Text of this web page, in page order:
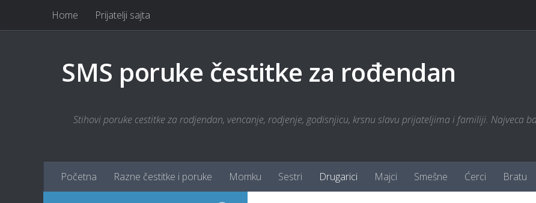
Skip to content
Home Prijatelji sajta
SMS poruke čestitke za rođendan
Stihovi poruke cestitke za rodjendan, vencanje, rodjenje, godisnjicu, krsnu slavu prijateljima i familiji. Najveca
Početna Razne čestitke i poruke Momku Sestri Drugarici Majci Smešne Ćerci Bratu